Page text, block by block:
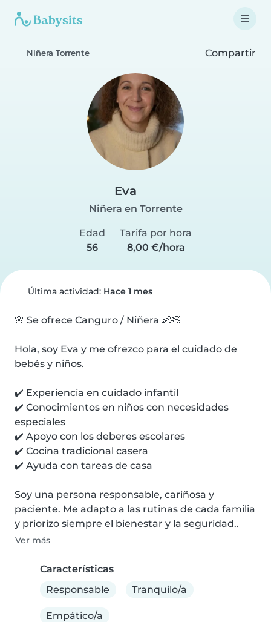
Niñera Torrente Compartir
Eva
Niñera en Torrente
Edad
56
Tarifa por hora
8,00 €/hora
Última actividad: Hace 1 mes
🌸 Se ofrece Canguro / Niñera 👶🧸
Hola, soy Eva y me ofrezco para el cuidado de
bebés y niños.
✔️ Experiencia en cuidado infantil
✔️ Conocimientos en niños con necesidades
especiales
✔️ Apoyo con los deberes escolares
✔️ Cocina tradicional casera
✔️ Ayuda con tareas de casa
Soy una persona responsable, cariñosa y
paciente. Me adapto a las rutinas de cada familia
y priorizo siempre el bienestar y la seguridad..
Ver más
Características
Responsable
Tranquilo/a
Empático/a